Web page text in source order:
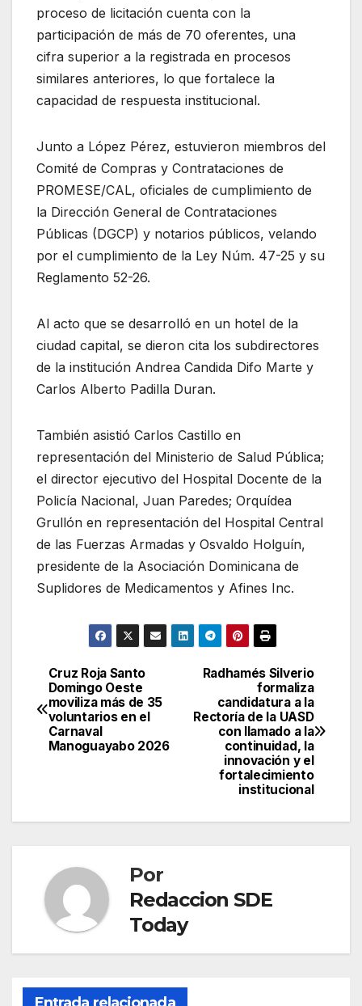
proceso de licitación cuenta con la
participación de más de 70 oferentes, una
cifra superior a la registrada en procesos
similares anteriores, lo que fortalece la
capacidad de respuesta institucional.
Junto a López Pérez, estuvieron miembros del
Comité de Compras y Contrataciones de
PROMESE/CAL, oficiales de cumplimiento de
la Dirección General de Contrataciones
Públicas (DGCP) y notarios públicos, velando
por el cumplimiento de la Ley Núm. 47-25 y su
Reglamento 52-26.
Al acto que se desarrolló en un hotel de la
ciudad capital, se dieron cita los subdirectores
de la institución Andrea Candida Difo Marte y
Carlos Alberto Padilla Duran.
También asistió Carlos Castillo en
representación del Ministerio de Salud Pública;
el director ejecutivo del Hospital Docente de la
Policía Nacional, Juan Paredes; Orquídea
Grullón en representación del Hospital Central
de las Fuerzas Armadas y Osvaldo Holguín,
presidente de la Asociación Dominicana de
Suplidores de Medicamentos y Afines Inc.
Navegación
de
entradas
Radhamés Silverio
formaliza
candidatura a la
Rectoría de la UASD
con llamado a la
continuidad, la
innovación y el
fortalecimiento
institucional
Cruz Roja Santo
Domingo Oeste
moviliza más de 35
voluntarios en el
Carnaval
Manoguayabo 2026
Por
Redaccion SDE
Today